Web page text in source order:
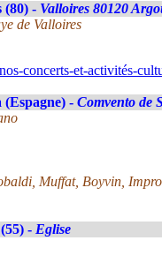
(80) - Valloires 80120
de Valloires
concerts-et-activités-
(Espagne) - Comvento de
Muffat, Boyvin,
- Eglise